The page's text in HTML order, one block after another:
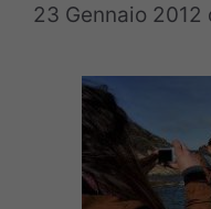
23 Gennaio 2012